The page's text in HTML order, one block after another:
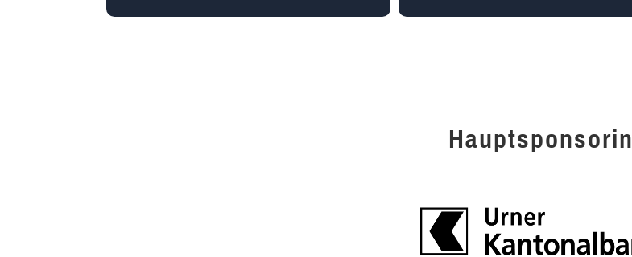
Hauptsponsorin